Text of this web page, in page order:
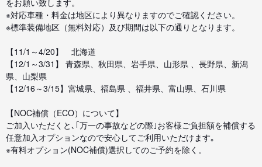
※対応車種・料金は地区により異なりますのでご確認ください。
※標準装備地区（無料対応）及び期間は以下の通りとなります。
【11/1～4/20】 北海道
【12/1～3/31】 青森県、秋田県、岩手県、山形県 、長野県、新潟
県、山梨県
【12/16～3/15】宮城県、福島県 、福井県、富山県、石川県
【NOC補償（ECO）について】
ご加入いただくと､｢万一の事故などの際｣お客様ご負担額を補償する
任意加入オプションなので安心してご利用いただけます｡
※有料オプション(NOC補償)選択してのご予約を除く。